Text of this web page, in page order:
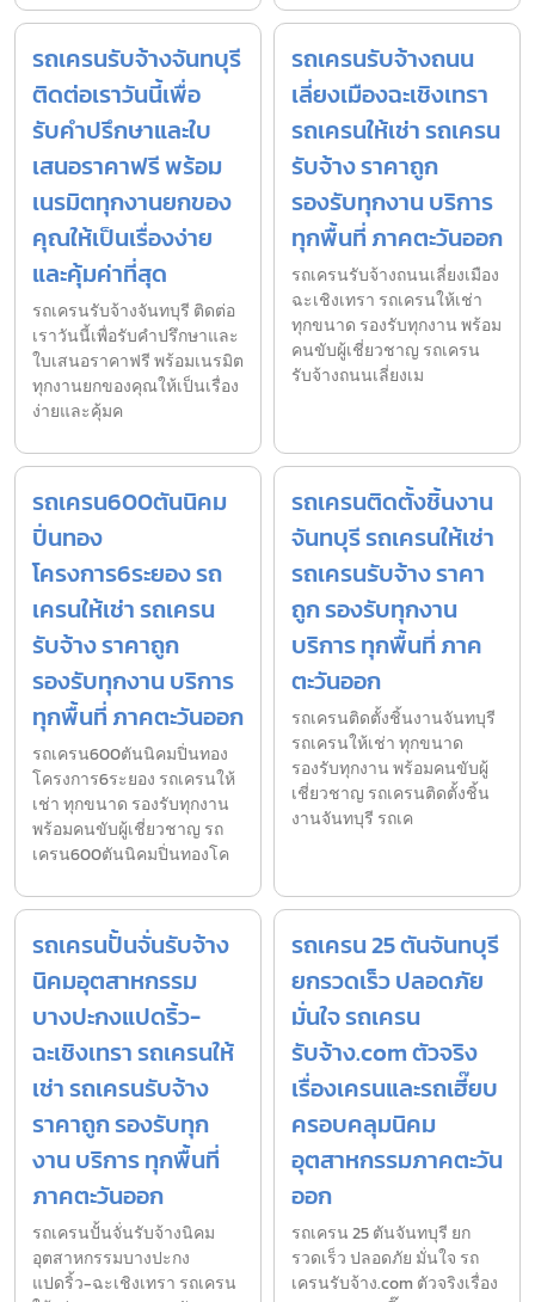
รถเครนรับจ้างจันทบุรี
ติดต่อเราวันนี้เพื่อ
รับคำปรึกษาและใบ
เสนอราคาฟรี พร้อม
เนรมิตทุกงานยกของ
คุณให้เป็นเรื่องง่าย
และคุ้มค่าที่สุด
รถเครนรับจ้างจันทบุรี ติดต่อ
เราวันนี้เพื่อรับคำปรึกษาและ
ใบเสนอราคาฟรี พร้อมเนรมิต
ทุกงานยกของคุณให้เป็นเรื่อง
ง่ายและคุ้มค
รถเครนรับจ้างถนน
เลี่ยงเมืองฉะเชิงเทรา
รถเครนให้เช่า รถเครน
รับจ้าง ราคาถูก
รองรับทุกงาน บริการ
ทุกพื้นที่ ภาคตะวันออก
รถเครนรับจ้างถนนเลี่ยงเมือง
ฉะเชิงเทรา รถเครนให้เช่า
ทุกขนาด รองรับทุกงาน พร้อม
คนขับผู้เชี่ยวชาญ รถเครน
รับจ้างถนนเลี่ยงเม
รถเครน600ตันนิคม
ปิ่นทอง
โครงการ6ระยอง รถ
เครนให้เช่า รถเครน
รับจ้าง ราคาถูก
รองรับทุกงาน บริการ
ทุกพื้นที่ ภาคตะวันออก
รถเครน600ตันนิคมปิ่นทอง
โครงการ6ระยอง รถเครนให้
เช่า ทุกขนาด รองรับทุกงาน
พร้อมคนขับผู้เชี่ยวชาญ รถ
เครน600ตันนิคมปิ่นทองโค
รถเครนติดตั้งชิ้นงาน
จันทบุรี รถเครนให้เช่า
รถเครนรับจ้าง ราคา
ถูก รองรับทุกงาน
บริการ ทุกพื้นที่ ภาค
ตะวันออก
รถเครนติดตั้งชิ้นงานจันทบุรี
รถเครนให้เช่า ทุกขนาด
รองรับทุกงาน พร้อมคนขับผู้
เชี่ยวชาญ รถเครนติดตั้งชิ้น
งานจันทบุรี รถเค
รถเครนปั้นจั่นรับจ้าง
นิคมอุตสาหกรรม
บางปะกงแปดริ้ว-
ฉะเชิงเทรา รถเครนให้
เช่า รถเครนรับจ้าง
ราคาถูก รองรับทุก
งาน บริการ ทุกพื้นที่
ภาคตะวันออก
รถเครนปั้นจั่นรับจ้างนิคม
อุตสาหกรรมบางปะกง
แปดริ้ว-ฉะเชิงเทรา รถเครน
รถเครน 25 ตันจันทบุรี
ยกรวดเร็ว ปลอดภัย
มั่นใจ รถเครน
รับจ้าง.com ตัวจริง
เรื่องเครนและรถเฮี๊ยบ
ครอบคลุมนิคม
อุตสาหกรรมภาคตะวัน
ออก
รถเครน 25 ตันจันทบุรี ยก
รวดเร็ว ปลอดภัย มั่นใจ รถ
เครนรับจ้าง.com ตัวจริงเรื่อง